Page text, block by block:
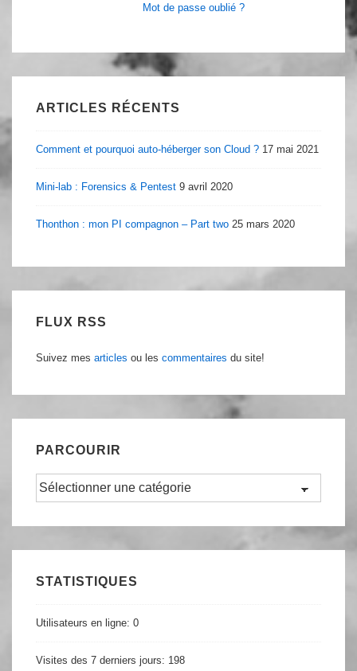
Mot de passe oublié ?
ARTICLES RÉCENTS
Comment et pourquoi auto-héberger son Cloud ? 17 mai 2021
Mini-lab : Forensics & Pentest 9 avril 2020
Thonthon : mon PI compagnon – Part two 25 mars 2020
FLUX RSS
Suivez mes articles ou les commentaires du site!
PARCOURIR
Parcourir
STATISTIQUES
Utilisateurs en ligne: 0
Visites des 7 derniers jours: 198